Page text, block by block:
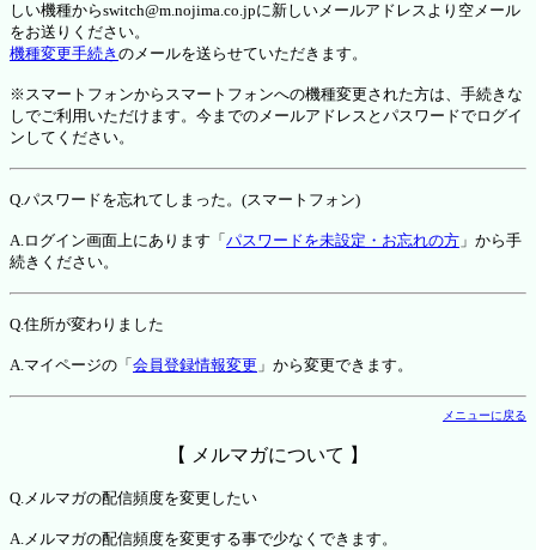
しい機種からswitch@m.nojima.co.jpに新しいメールアドレスより空メール
をお送りください。
機種変更手続き のメールを送らせていただきます。
※スマートフォンからスマートフォンへの機種変更された方は、手続きな
しでご利用いただけます。今までのメールアドレスとパスワードでログイ
ンしてください。
Q.パスワードを忘れてしまった。(スマートフォン)
A.ログイン画面上にあります「 パスワードを未設定・お忘れの方 」から手
続きください。
Q.住所が変わりました
A.マイページの「 会員登録情報変更 」から変更できます。
メニューに戻る
【 メルマガについて 】
Q.メルマガの配信頻度を変更したい
A.メルマガの配信頻度を変更する事で少なくできます。